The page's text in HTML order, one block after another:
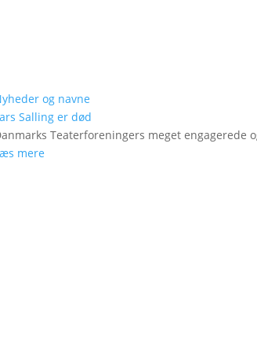
og navne
Salling er død
Teaterforeningers meget engagerede
mere